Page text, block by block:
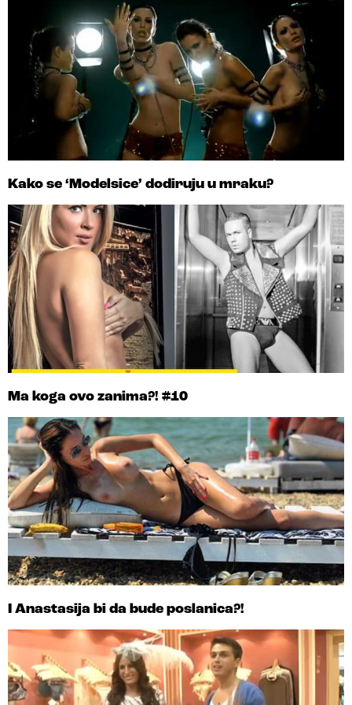
Kako se ‘Modelsice’ dodiruju u mraku?
Ma koga ovo zanima?! #10
I Anastasija bi da bude poslanica?!